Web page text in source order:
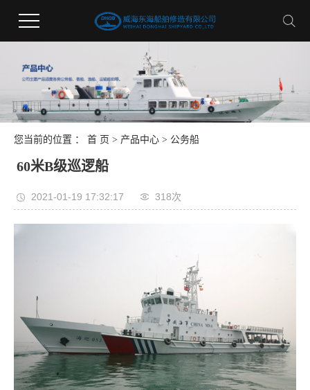
您当前的位置 ：首 页 > 产品中心 > 公务船
60米B级巡逻船
2021-01-19 17:32:17 318次